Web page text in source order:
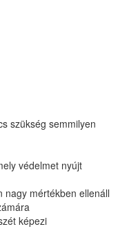
szükség semmilyen
védelmet nyújt
nagy mértékben ellenáll
képezi